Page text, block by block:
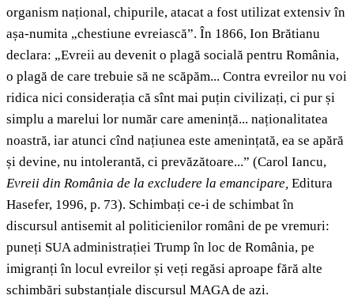
organism național, chipurile, atacat a fost utilizat extensiv în
așa-numita „chestiune evreiască”. În 1866, Ion Brătianu
declara: „Evreii au devenit o plagă socială pentru România,
o plagă de care trebuie să ne scăpăm... Contra evreilor nu voi
ridica nici considerația că sînt mai puțin civilizați, ci pur și
simplu a marelui lor număr care amenință... naționalitatea
noastră, iar atunci cînd națiunea este amenințată, ea se apără
și devine, nu intolerantă, ci prevăzătoare...” (Carol Iancu,
Evreii din România de la excludere la emancipare, Editura
Hasefer, 1996, p. 73). Schimbați ce-i de schimbat în
discursul antisemit al politicienilor români de pe vremuri:
puneți SUA administrației Trump în loc de România, pe
imigranți în locul evreilor și veți regăsi aproape fără alte
schimbări substanțiale discursul MAGA de azi.